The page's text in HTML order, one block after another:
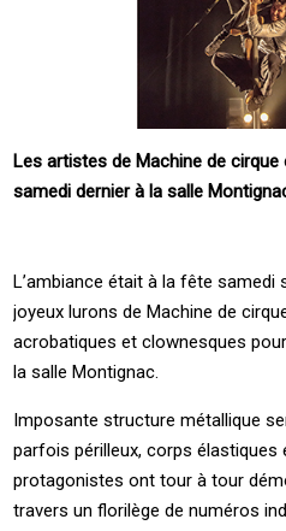
Les artistes de Machine de cirque
samedi dernier à la salle
L’ambiance était à la fête samedi
joyeux lurons de Machine de
acrobatiques et clownesques
la salle Montignac.
Imposante structure métallique
parfois périlleux, corps élastiques
protagonistes ont tour à tour
travers un florilège de numéros